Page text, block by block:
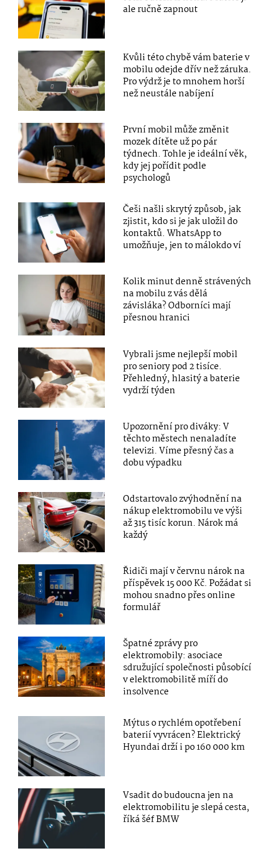
ale ručně zapnout
Kvůli této chybě vám baterie v
mobilu odejde dřív než záruka.
Pro výdrž je to mnohem horší
než neustále nabíjení
První mobil může změnit
mozek dítěte už po pár
týdnech. Tohle je ideální věk,
kdy jej pořídit podle
psychologů
Češi našli skrytý způsob, jak
zjistit, kdo si je jak uložil do
kontaktů. WhatsApp to
umožňuje, jen to málokdo ví
Kolik minut denně strávených
na mobilu z vás dělá
závisláka? Odborníci mají
přesnou hranici
Vybrali jsme nejlepší mobil
pro seniory pod 2 tisíce.
Přehledný, hlasitý a baterie
vydrží týden
Upozornění pro diváky: V
těchto městech nenaladíte
televizi. Víme přesný čas a
dobu výpadku
Odstartovalo zvýhodnění na
nákup elektromobilu ve výši
až 315 tisíc korun. Nárok má
každý
Řidiči mají v červnu nárok na
příspěvek 15 000 Kč. Požádat si
mohou snadno přes online
formulář
Špatné zprávy pro
elektromobily: asociace
sdružující společnosti působící
v elektromobilitě míří do
insolvence
Mýtus o rychlém opotřebení
baterií vyvrácen? Elektrický
Hyundai drží i po 160 000 km
Vsadit do budoucna jen na
elektromobilitu je slepá cesta,
říká šéf BMW